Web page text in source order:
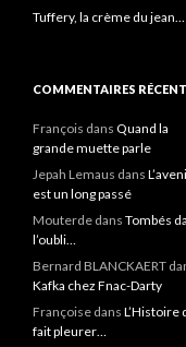
Tuffery, la crème du jean…
COMMENTAIRES
François dans Quand la
grande muette parle
Jepah Lemaus dans
est un long passé
Mouterde dans Tombés
l’oubli…
Bernard BLANCKAERT
Kafka chez Fnac-Darty
Françoise dans L’Histoire
fait pleurer…